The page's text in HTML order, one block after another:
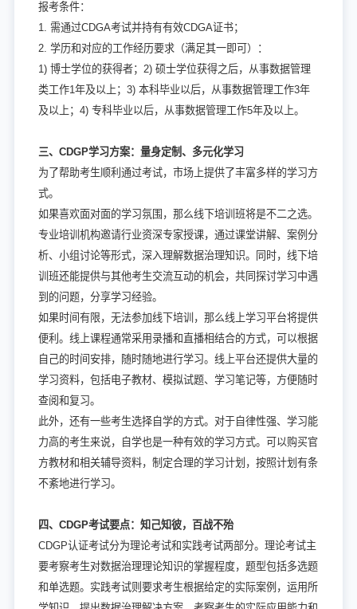
报考条件：
1. 需通过CDGA考试并持有有效CDGA证书；
2. 学历和对应的工作经历要求（满足其一即可）：
1) 博士学位的获得者；2) 硕士学位获得之后，从事数据管理
类工作1年及以上；3) 本科毕业以后，从事数据管理工作3年
及以上；4) 专科毕业以后，从事数据管理工作5年及以上。
三、CDGP学习方案：量身定制、多元化学习
为了帮助考生顺利通过考试，市场上提供了丰富多样的学习方
式。
如果喜欢面对面的学习氛围，那么线下培训班将是不二之选。
专业培训机构邀请行业资深专家授课，通过课堂讲解、案例分
析、小组讨论等形式，深入理解数据治理知识。同时，线下培
训班还能提供与其他考生交流互动的机会，共同探讨学习中遇
到的问题，分享学习经验。
如果时间有限，无法参加线下培训，那么线上学习平台将提供
便利。线上课程通常采用录播和直播相结合的方式，可以根据
自己的时间安排，随时随地进行学习。线上平台还提供大量的
学习资料，包括电子教材、模拟试题、学习笔记等，方便随时
查阅和复习。
此外，还有一些考生选择自学的方式。对于自律性强、学习能
力高的考生来说，自学也是一种有效的学习方式。可以购买官
方教材和相关辅导资料，制定合理的学习计划，按照计划有条
不紊地进行学习。
四、CDGP考试要点：知己知彼，百战不殆
CDGP认证考试分为理论考试和实践考试两部分。理论考试主
要考察考生对数据治理理论知识的掌握程度，题型包括多选题
和单选题。实践考试则要求考生根据给定的实际案例，运用所